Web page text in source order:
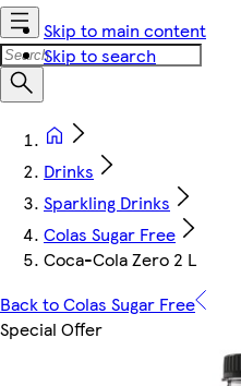
Skip to main content
Skip to search
Drinks
Sparkling Drinks
Colas Sugar Free
Coca-Cola Zero 2 L
Back to Colas Sugar Free
Special Offer